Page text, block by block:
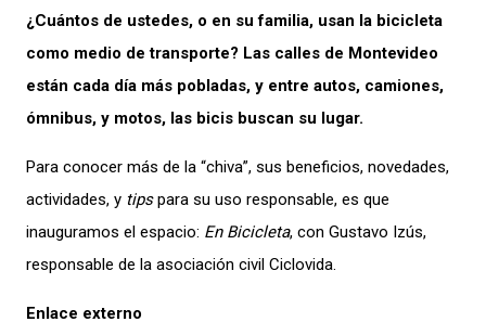
¿Cuántos de ustedes, o en su familia, usan la bicicleta
como medio de transporte? Las calles de Montevideo
están cada día más pobladas, y entre autos, camiones,
ómnibus, y motos, las bicis buscan su lugar.
Para conocer más de la “chiva”, sus beneficios, novedades,
actividades, y tipspara su uso responsable, es que
inauguramos el espacio: En Bicicleta, con Gustavo Izús,
responsable de la asociación civil Ciclovida.
Enlace externo